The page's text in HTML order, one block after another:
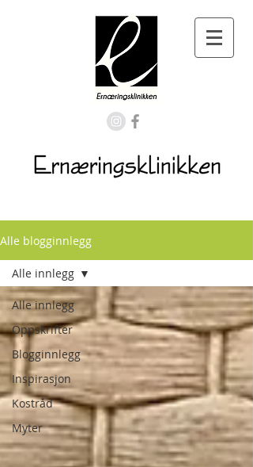
Alle blogginnlegg
Alle innlegg
Oppskrifter
Blogginnlegg
Inspirasjon
Kostråd
Myter
Alle innlegg